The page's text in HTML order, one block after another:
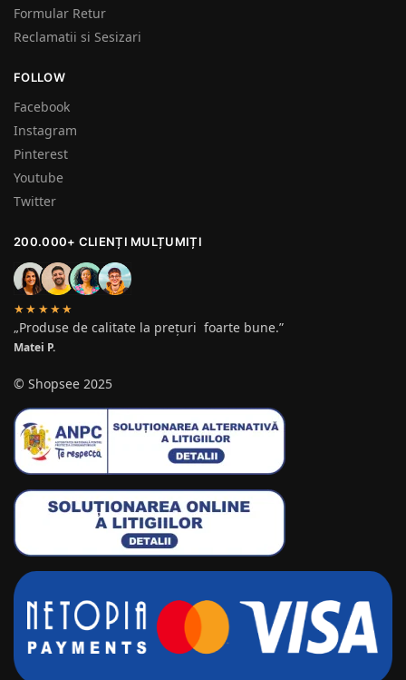
Formular Retur
Reclamatii si Sesizari
FOLLOW
Facebook
Instagram
Pinterest
Youtube
Twitter
200.000+ CLIENȚI MULȚUMIȚI
★★★★★
„Produse de calitate la prețuri foarte bune.”
Matei P.
© Shopsee 2025